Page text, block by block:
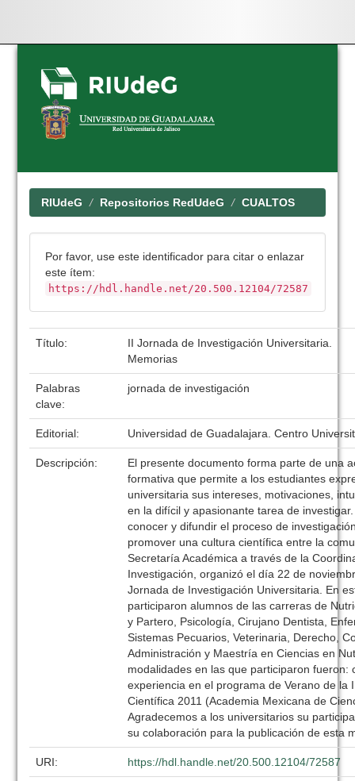
Skip
navigation
RIUdeG Repositorios RedUdeG CUALTOS
Por favor, use este identificador para citar o enlazar
este ítem:
https://hdl.handle.net/20.500.12104/72587
Título:
II Jornada de Investigación Universitaria.
Memorias
Palabras
clave:
jornada de investigación
Editorial: Universidad de Guadalajara. Centro
Descripción:
El presente documento forma parte de una
formativa que permite a los estudiantes
universitaria sus intereses, motivaciones,
en la difícil y apasionante tarea de
conocer y difundir el proceso de
promover una cultura científica entre la
Secretaría Académica a través de la
Investigación, organizó el día 22 de
Jornada de Investigación Universitaria. En
participaron alumnos de las carreras de
y Partero, Psicología, Cirujano Dentista,
Sistemas Pecuarios, Veterinaria, Derecho,
Administración y Maestría en Ciencias en
modalidades en las que participaron fueron:
experiencia en el programa de Verano de la
Científica 2011 (Academia Mexicana de
Agradecemos a los universitarios su
su colaboración para la publicación de esta
URI: https://hdl.handle.net/20.500.12104/72587